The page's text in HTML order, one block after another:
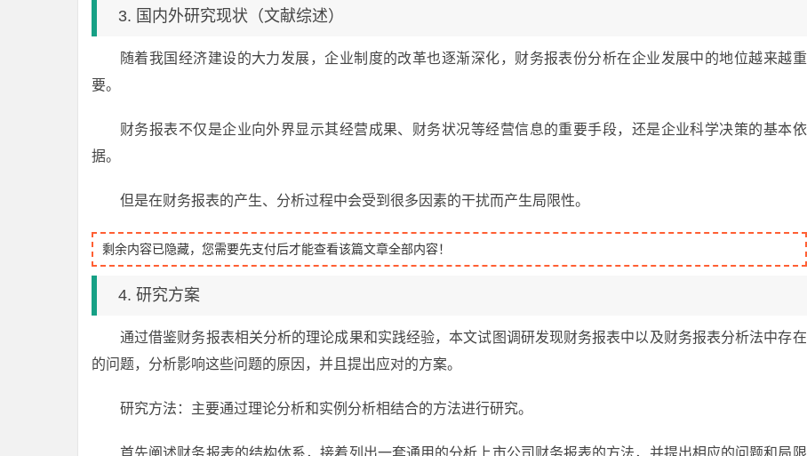
3. 国内外研究现状（文献综述）
随着我国经济建设的大力发展，企业制度的改革也逐渐深化，财务报表份分析在企业发展中的地位越来越重
要。
财务报表不仅是企业向外界显示其经营成果、财务状况等经营信息的重要手段，还是企业科学决策的基本依
据。
但是在财务报表的产生、分析过程中会受到很多因素的干扰而产生局限性。
剩余内容已隐藏，您需要先支付后才能查看该篇文章全部内容！
4. 研究方案
通过借鉴财务报表相关分析的理论成果和实践经验，本文试图调研发现财务报表中以及财务报表分析法中存在
的问题，分析影响这些问题的原因，并且提出应对的方案。
研究方法：主要通过理论分析和实例分析相结合的方法进行研究。
首先阐述财务报表的结构体系，接着列出一套通用的分析上市公司财务报表的方法，并提出相应的问题和局限